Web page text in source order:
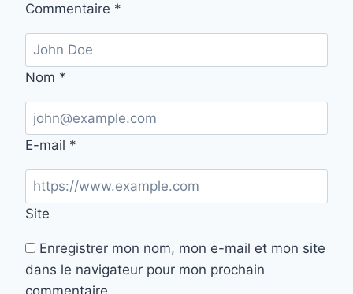
Commentaire *
Nom *
E-mail *
Site
Enregistrer mon nom, mon e-mail et mon site
dans le navigateur pour mon prochain
commentaire.